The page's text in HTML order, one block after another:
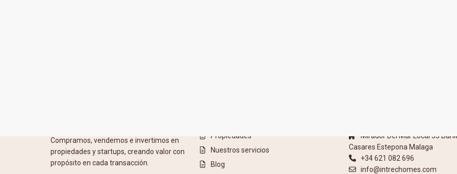
Compramos, vendemos e invertimos en
propiedades y startups, creando valor con
propósito en cada transacción.
Propiedades
Nuestros servicios
Blog
Mirador Del Mar Local 35
Casares Estepona Malaga
+34 621 082 696
info@intrechomes.com